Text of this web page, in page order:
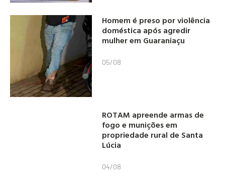
Homem é preso por violência
doméstica após agredir
mulher em Guaraniaçu
05/08
ROTAM apreende armas de
fogo e munições em
propriedade rural de Santa
Lúcia
04/08